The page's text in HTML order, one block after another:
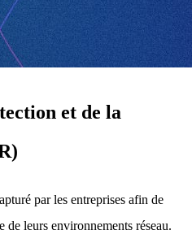
et de la
par les entreprises afin de
de leurs environnements réseau.